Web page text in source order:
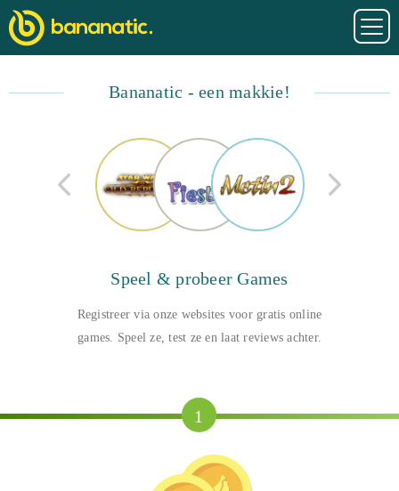
Bananatic - een makkie!
Speel & probeer Games
Registreer via onze websites voor gratis online
games. Speel ze, test ze en laat reviews achter.
1